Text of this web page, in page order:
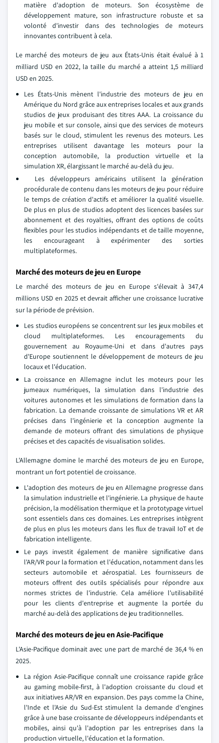
matière d'adoption de moteurs. Son écosystème de
développement mature, son infrastructure robuste et sa
volonté d'investir dans des technologies de moteurs
innovantes contribuent à cela.
Le marché des moteurs de jeu aux États-Unis était évalué à 1
milliard USD en 2022, la taille du marché a atteint 1,5 milliard
USD en 2025.
Les États-Unis mènent l'industrie des moteurs de jeu en
Amérique du Nord grâce aux entreprises locales et aux grands
studios de jeux produisant des titres AAA. La croissance du
jeu mobile et sur console, ainsi que des services de moteurs
basés sur le cloud, stimulent les revenus des moteurs. Les
entreprises utilisent davantage les moteurs pour la
conception automobile, la production virtuelle et la
simulation XR, élargissant le marché au-delà du jeu.
Les développeurs américains utilisent la génération
procédurale de contenu dans les moteurs de jeu pour réduire
le temps de création d'actifs et améliorer la qualité visuelle.
De plus en plus de studios adoptent des licences basées sur
abonnement et des royalties, offrant des options de coûts
flexibles pour les studios indépendants et de taille moyenne,
les encourageant à expérimenter des sorties
multiplateformes.
Marché des moteurs de jeu en Europe
Le marché des moteurs de jeu en Europe s'élevait à 347,4
millions USD en 2025 et devrait afficher une croissance lucrative
sur la période de prévision.
Les studios européens se concentrent sur les jeux mobiles et
cloud multiplateformes. Les encouragements du
gouvernement au Royaume-Uni et dans d'autres pays
d'Europe soutiennent le développement de moteurs de jeu
locaux et l'éducation.
La croissance en Allemagne inclut les moteurs pour les
jumeaux numériques, la simulation dans l'industrie des
voitures autonomes et les simulations de formation dans la
fabrication. La demande croissante de simulations VR et AR
précises dans l'ingénierie et la conception augmente la
demande de moteurs offrant des simulations de physique
précises et des capacités de visualisation solides.
L'Allemagne domine le marché des moteurs de jeu en Europe,
montrant un fort potentiel de croissance.
L'adoption des moteurs de jeu en Allemagne progresse dans
la simulation industrielle et l'ingénierie. La physique de haute
précision, la modélisation thermique et la prototypage virtuel
sont essentiels dans ces domaines. Les entreprises intègrent
de plus en plus les moteurs dans les flux de travail IoT et de
fabrication intelligente.
Le pays investit également de manière significative dans
l'AR/VR pour la formation et l'éducation, notamment dans les
secteurs automobile et aérospatial. Les fournisseurs de
moteurs offrent des outils spécialisés pour répondre aux
normes strictes de l'industrie. Cela améliore l'utilisabilité
pour les clients d'entreprise et augmente la portée du
marché au-delà des applications de jeu traditionnelles.
Marché des moteurs de jeu en Asie-Pacifique
L'Asie-Pacifique dominait avec une part de marché de 36,4 % en
2025.
La région Asie-Pacifique connaît une croissance rapide grâce
au gaming mobile-first, à l'adoption croissante du cloud et
aux initiatives AR/VR en expansion. Des pays comme la Chine,
l'Inde et l'Asie du Sud-Est stimulent la demande d'engines
grâce à une base croissante de développeurs indépendants et
mobiles, ainsi qu'à l'adoption par les entreprises dans la
production virtuelle, l'éducation et la formation.